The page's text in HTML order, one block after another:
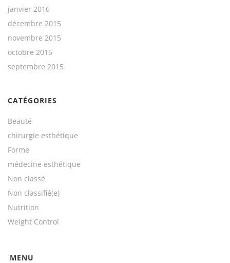
janvier 2016
décembre 2015
novembre 2015
octobre 2015
septembre 2015
CATÉGORIES
Beauté
chirurgie esthétique
Forme
médecine esthétique
Non classé
Non classifié(e)
Nutrition
Weight Control
MENU